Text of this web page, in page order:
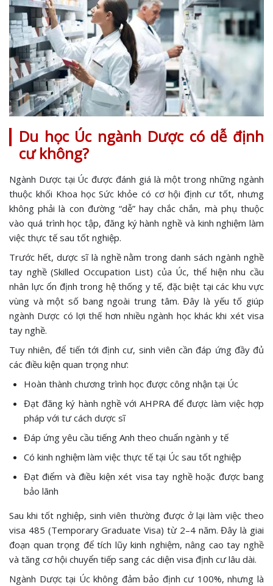
Du học Úc ngành Dược có dễ định
cư không?
Ngành Dược tại Úc được đánh giá là một trong những ngành
thuộc khối Khoa học Sức khỏe có cơ hội định cư tốt, nhưng
không phải là con đường “dễ” hay chắc chắn, mà phụ thuộc
vào quá trình học tập, đăng ký hành nghề và kinh nghiệm làm
việc thực tế sau tốt nghiệp.
Trước hết, dược sĩ là nghề nằm trong danh sách ngành nghề
tay nghề (Skilled Occupation List) của Úc, thể hiện nhu cầu
nhân lực ổn định trong hệ thống y tế, đặc biệt tại các khu vực
vùng và một số bang ngoài trung tâm. Đây là yếu tố giúp
ngành Dược có lợi thế hơn nhiều ngành học khác khi xét visa
tay nghề.
Tuy nhiên, để tiến tới định cư, sinh viên cần đáp ứng đầy đủ
các điều kiện quan trọng như:
Hoàn thành chương trình học được công nhận tại Úc
Đạt đăng ký hành nghề với AHPRA để được làm việc hợp
pháp với tư cách dược sĩ
Đáp ứng yêu cầu tiếng Anh theo chuẩn ngành y tế
Có kinh nghiệm làm việc thực tế tại Úc sau tốt nghiệp
Đạt điểm và điều kiện xét visa tay nghề hoặc được bang
bảo lãnh
Sau khi tốt nghiệp, sinh viên thường được ở lại làm việc theo
visa 485 (Temporary Graduate Visa) từ 2–4 năm. Đây là giai
đoạn quan trọng để tích lũy kinh nghiệm, nâng cao tay nghề
và tăng cơ hội chuyển tiếp sang các diện visa định cư lâu dài.
Ngành Dược tại Úc không đảm bảo định cư 100%, nhưng là